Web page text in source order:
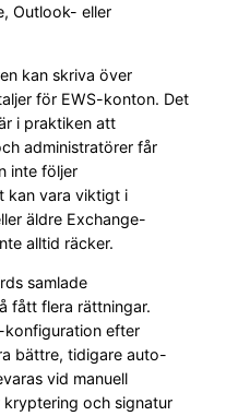
Outlook- eller
kan skriva över
för EWS-konton. Det
i praktiken att
administratörer får
inte följer
kan vara viktigt i
äldre Exchange-
alltid räcker.
samlade
fått flera rättningar.
konfiguration efter
bättre, tidigare auto-
vid manuell
och signatur